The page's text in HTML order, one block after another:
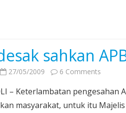
G
Sitoli
sahkan
27/05/2009 6 Comments
desak
sahkan
– Keterlambatan pengesahan
masyarakat, untuk itu